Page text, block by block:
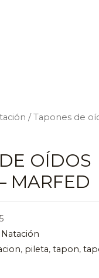
/ Tapones de
OÍDOS
MARFED
Natación
, pileta,tapon,